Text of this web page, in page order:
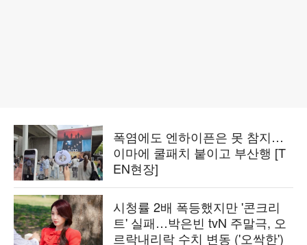
폭염에도 엔하이픈은 못 참지…
이마에 쿨패치 붙이고 부산행 [T
EN현장]
시청률 2배 폭등했지만 '콘크리
트' 실패…박은빈 tvN 주말극, 오
르락내리락 수치 변동 ('오싹한')